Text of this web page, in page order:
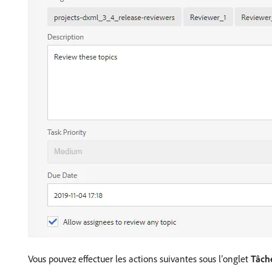
Vous pouvez effectuer les actions suivantes sous l’onglet